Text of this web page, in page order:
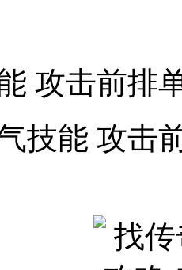
攻击前排
技能 攻击